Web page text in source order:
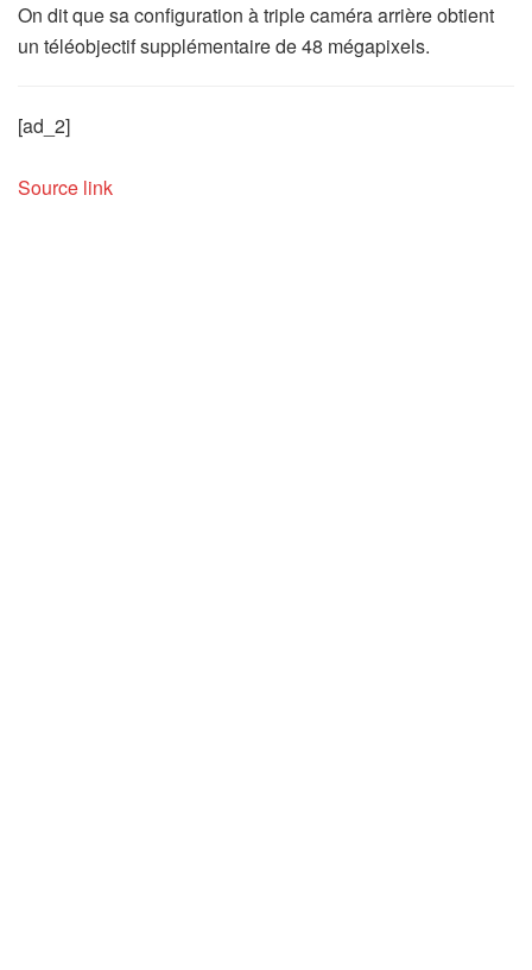
On dit que sa configuration à triple caméra arrière obtient
un téléobjectif supplémentaire de 48 mégapixels.
[ad_2]
Source link